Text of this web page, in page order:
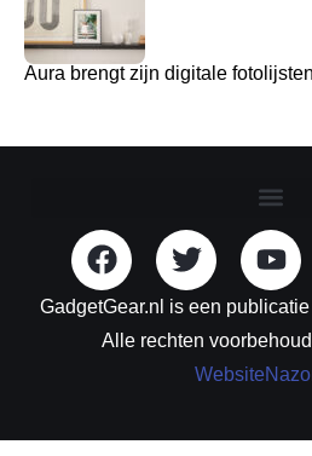
Aura brengt zijn digitale
GadgetGear.nl is een
Alle rechten